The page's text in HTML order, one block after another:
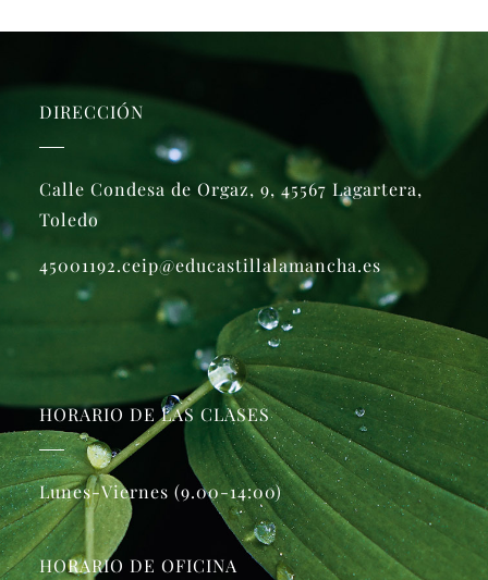
DIRECCIÓN
Calle Condesa de Orgaz, 9, 45567 Lagartera,
Toledo
45001192.ceip@educastillalamancha.es
HORARIO DE LAS CLASES
Lunes-Viernes (9.00-14:00)
HORARIO DE OFICINA